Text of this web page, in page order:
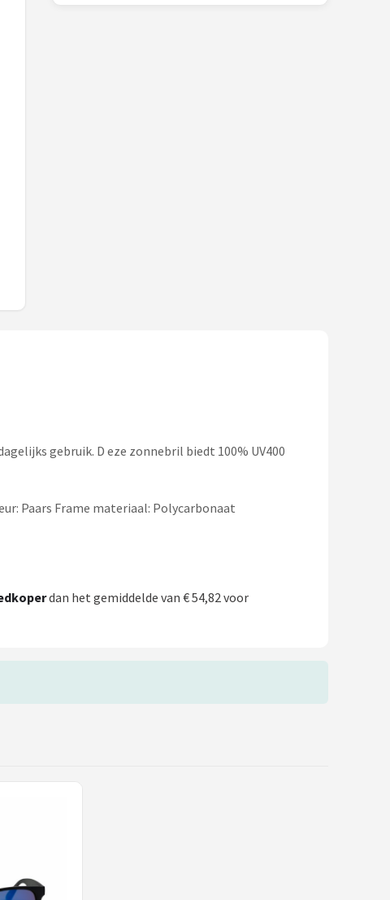
gebruik. D eze zonnebril biedt 100% UV400
Paars Frame materiaal: Polycarbonaat
dan het gemiddelde van € 54,82 voor